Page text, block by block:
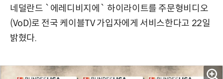
네덜란드 `에레디비지에` 하이라이트를 주문형비디오
(VoD)로 전국 케이블TV 가입자에게 서비스한다고 22일
밝혔다.